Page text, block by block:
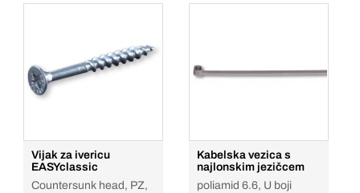
Vijak za ivericu
EASYclassic
Countersunk head, PZ,
Kabelska vezica s
najlonskim jezičcem
poliamid 6.6, U boji